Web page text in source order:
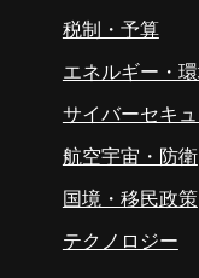
税制・予算
エネルギー・
サイバーセキ
航空宇宙・防衛
国境・移民政策
テクノロジー